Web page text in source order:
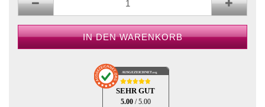
AUSGEZEICHNET.org
SEHR GUT
5.00 / 5.00